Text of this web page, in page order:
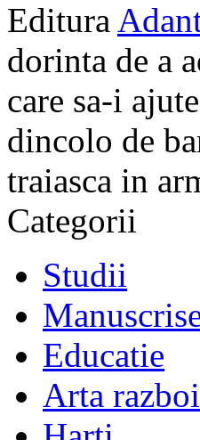
Editura
dorinta de a
care sa-i
dincolo de
traiasca in
Categorii
Studii
Educatie
Arta